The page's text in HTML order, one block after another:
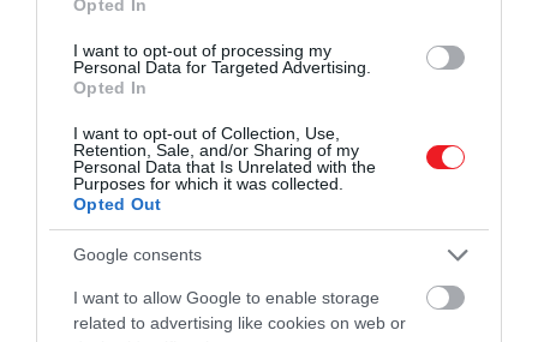
Opted In
I want to opt-out of processing my
Personal Data for Targeted Advertising.
Opted In
I want to opt-out of Collection, Use,
Retention, Sale, and/or Sharing of my
Personal Data that Is Unrelated with the
Purposes for which it was collected.
Opted Out
Google consents
I want to allow Google to enable storage
related to advertising like cookies on web or